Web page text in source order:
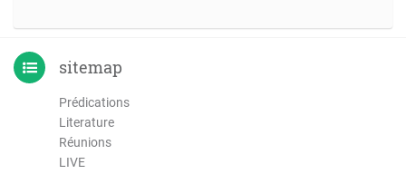
sitemap
Prédications
Literature
Réunions
LIVE